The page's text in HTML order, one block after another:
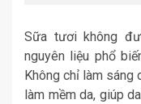
Sữa tươi không
nguyên liệu phổ
Không chỉ làm
làm mềm da, giúp